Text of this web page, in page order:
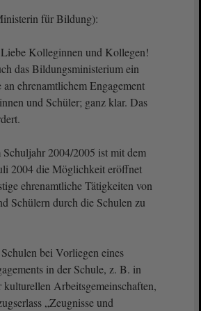
für Bildung):
Kolleginnen und Kollegen!
das Bildungsministerium ein
an ehrenamtlichem Engagement
und Schüler; ganz klar. Das
Schuljahr 2004/2005 ist mit dem
2004 die Möglichkeit eröffnet
ehrenamtliche Tätigkeiten von
Schülern durch die Schulen zu
bei Vorliegen eines
in der Schule, z. B. in
kulturellen Arbeitsgemeinschaften,
„Zeugnisse und